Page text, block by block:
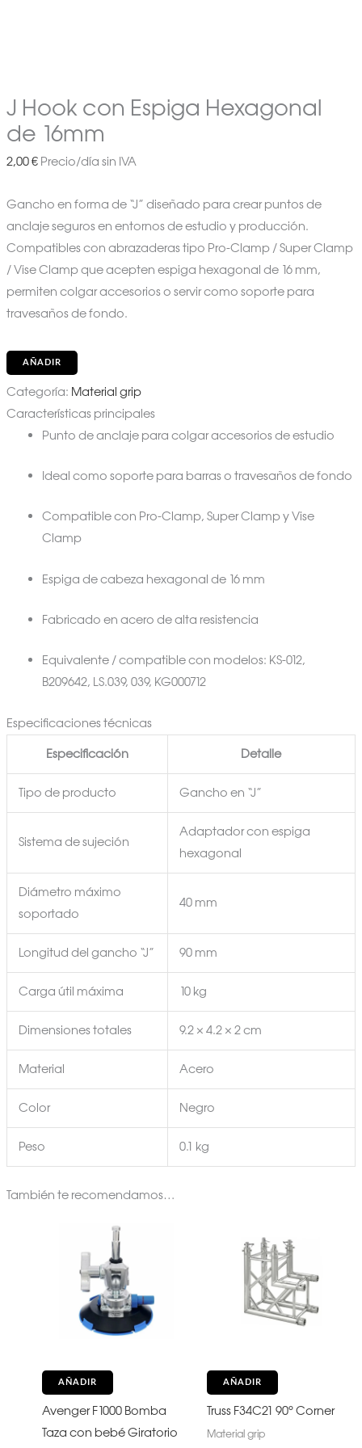
J Hook con Espiga Hexagonal
de 16mm
2,00€ Precio/día sin IVA
Gancho en forma de “J” diseñado para crear puntos de
anclaje seguros en entornos de estudio y producción.
Compatibles con abrazaderas tipo Pro-Clamp / Super Clamp
/ Vise Clamp que acepten espiga hexagonal de 16 mm,
permiten colgar accesorios o servir como soporte para
travesaños de fondo.
AÑADIR
Categoría: Material grip
Características principales
Punto de anclaje para colgar accesorios de estudio
Ideal como soporte para barras o travesaños de fondo
Compatible con Pro-Clamp, Super Clamp y Vise
Clamp
Espiga de cabeza hexagonal de 16 mm
Fabricado en acero de alta resistencia
Equivalente / compatible con modelos: KS-012,
B209642, LS.039, 039, KG000712
Especificaciones técnicas
Especificación
Detalle
Tipo de producto Gancho en “J”
Sistema de sujeción
Adaptador con espiga
hexagonal
Diámetro máximo
soportado
40 mm
Longitud del gancho “J” 90 mm
Carga útil máxima 10 kg
Dimensiones totales 9.2 × 4.2 × 2 cm
Material Acero
Color Negro
Peso 0.1 kg
También te recomendamos…
AÑADIR
Avenger F1000 Bomba
Taza con bebé Giratorio
AÑADIR
Truss F34C21 90° Corner
Material grip